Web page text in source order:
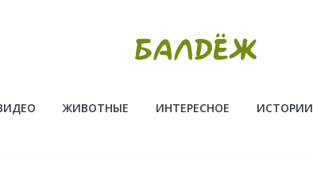
ЖИВОТНЫЕ ИНТЕРЕСНОЕ ИСТОРИИ